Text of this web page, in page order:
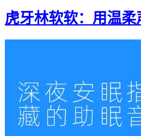
虎牙林软软：用温